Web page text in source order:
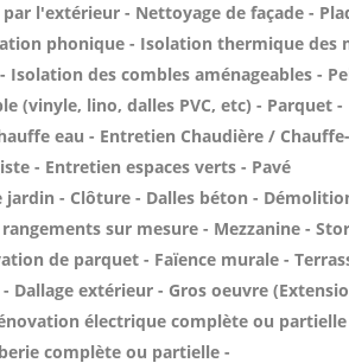
l'extérieur - Nettoyage de façade -
phonique - Isolation thermique des
des combles aménageables -
(vinyle, lino, dalles PVC, etc) - Parquet -
eau - Entretien Chaudière /
- Entretien espaces verts - Pavé
- Clôture - Dalles béton -
sur mesure - Mezzanine -
de parquet - Faïence murale -
Dallage extérieur - Gros oeuvre
électrique complète ou partielle
complète ou partielle -